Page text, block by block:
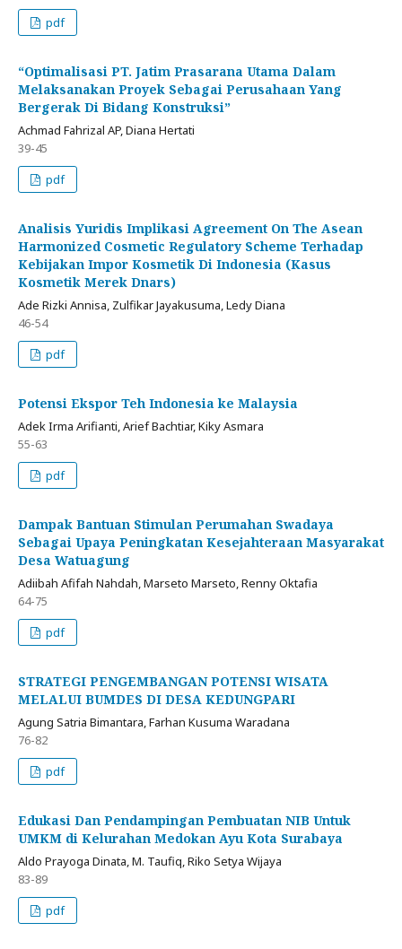
pdf
“Optimalisasi PT. Jatim Prasarana Utama Dalam
Melaksanakan Proyek Sebagai Perusahaan Yang
Bergerak Di Bidang Konstruksi”
Achmad Fahrizal AP, Diana Hertati
39-45
pdf
Analisis Yuridis Implikasi Agreement On The Asean
Harmonized Cosmetic Regulatory Scheme Terhadap
Kebijakan Impor Kosmetik Di Indonesia (Kasus
Kosmetik Merek Dnars)
Ade Rizki Annisa, Zulfikar Jayakusuma, Ledy Diana
46-54
pdf
Potensi Ekspor Teh Indonesia ke Malaysia
Adek Irma Arifianti, Arief Bachtiar, Kiky Asmara
55-63
pdf
Dampak Bantuan Stimulan Perumahan Swadaya
Sebagai Upaya Peningkatan Kesejahteraan Masyarakat
Desa Watuagung
Adiibah Afifah Nahdah, Marseto Marseto, Renny Oktafia
64-75
pdf
STRATEGI PENGEMBANGAN POTENSI WISATA
MELALUI BUMDES DI DESA KEDUNGPARI
Agung Satria Bimantara, Farhan Kusuma Waradana
76-82
pdf
Edukasi Dan Pendampingan Pembuatan NIB Untuk
UMKM di Kelurahan Medokan Ayu Kota Surabaya
Aldo Prayoga Dinata, M. Taufiq, Riko Setya Wijaya
83-89
pdf